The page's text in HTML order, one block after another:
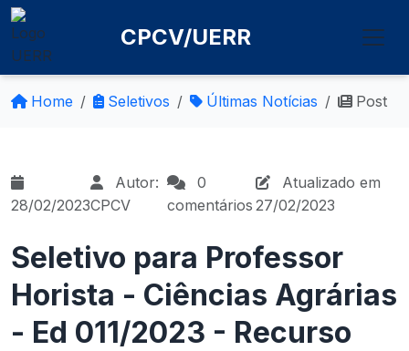
CPCV/UERR
Home Seletivos Últimas Notícias Post
28/02/2023
Autor:
CPCV
0
comentários
Atualizado em
27/02/2023
Seletivo para Professor
Horista - Ciências Agrárias
- Ed 011/2023 - Recurso